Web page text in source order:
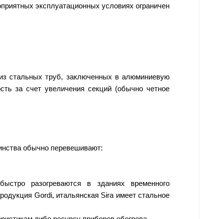
эксплуатационных условиях ограничен
стальных труб, заключенных в алюминиевую
за счет увеличения секций (обычно четное
обычно перевешивают:
разогреваются в зданиях временного
Gordi, итальянская Sira имеет стальное